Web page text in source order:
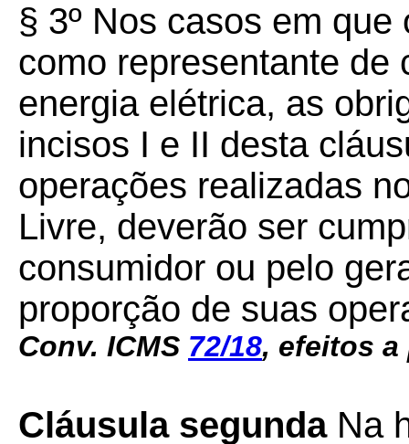
§ 3º Nos casos em
como representante de
energia elétrica, as
incisos I e II desta
operações realizadas
Livre, deverão ser
consumidor ou pelo
proporção de suas
Conv. ICMS 72/18, efeitos a
Cláusula segunda Na